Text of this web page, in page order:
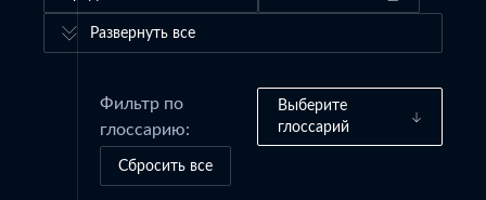
Развернуть все
Фильтр по
глоссарию:
Выберите
глоссарий
Сбросить все